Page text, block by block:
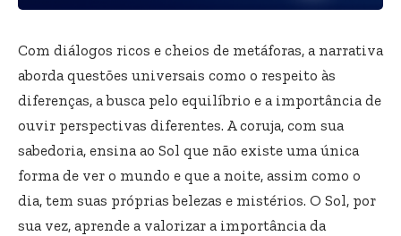
Com diálogos ricos e cheios de metáforas, a narrativa
aborda questões universais como o respeito às
diferenças, a busca pelo equilíbrio e a importância de
ouvir perspectivas diferentes. A coruja, com sua
sabedoria, ensina ao Sol que não existe uma única
forma de ver o mundo e que a noite, assim como o
dia, tem suas próprias belezas e mistérios. O Sol, por
sua vez, aprende a valorizar a importância da